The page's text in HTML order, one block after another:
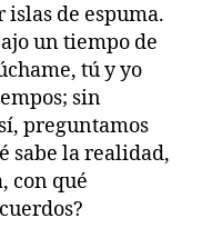
islas de espuma.
un tiempo de
tú y yo
sin
preguntamos
sabe la realidad,
con qué